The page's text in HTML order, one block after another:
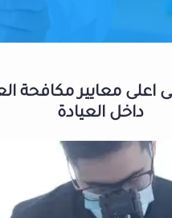
اعلى معايير مكافحة
داخل العيادة